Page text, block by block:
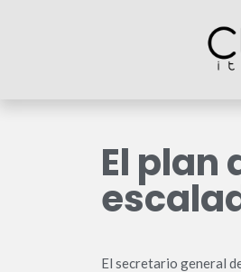
El plan
El secretario general